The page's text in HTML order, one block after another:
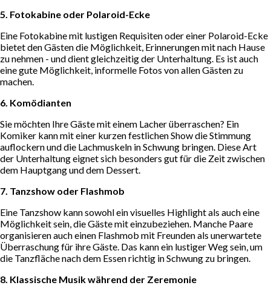
5. Fotokabine oder Polaroid-Ecke
Eine Fotokabine mit lustigen Requisiten oder einer Polaroid-Ecke
bietet den Gästen die Möglichkeit, Erinnerungen mit nach Hause
zu nehmen - und dient gleichzeitig der Unterhaltung. Es ist auch
eine gute Möglichkeit, informelle Fotos von allen Gästen zu
machen.
6. Komödianten
Sie möchten Ihre Gäste mit einem Lacher überraschen? Ein
Komiker kann mit einer kurzen festlichen Show die Stimmung
auflockern und die Lachmuskeln in Schwung bringen. Diese Art
der Unterhaltung eignet sich besonders gut für die Zeit zwischen
dem Hauptgang und dem Dessert.
7. Tanzshow oder Flashmob
Eine Tanzshow kann sowohl ein visuelles Highlight als auch eine
Möglichkeit sein, die Gäste mit einzubeziehen. Manche Paare
organisieren auch einen Flashmob mit Freunden als unerwartete
Überraschung für ihre Gäste. Das kann ein lustiger Weg sein, um
die Tanzfläche nach dem Essen richtig in Schwung zu bringen.
8. Klassische Musik während der Zeremonie